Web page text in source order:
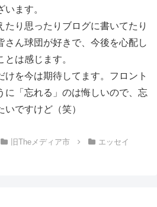
ます。
たり思ったりブログに書いてたり
さん球団が好きで、今後を心配し
は感じます。
けを今は期待してます。フロント
に「忘れる」のは悔しいので、忘
ですけど（笑）
旧Theメディア市 エッセイ